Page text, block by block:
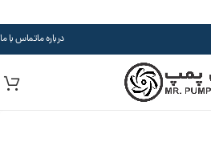
درباره ماتماس با ما